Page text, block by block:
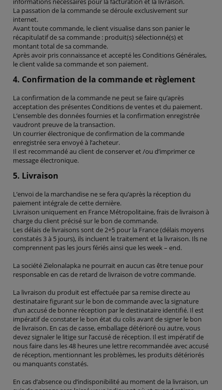
La passation de la commande se déroule exclusivement sur
internet.
Avant toute commande, le client visualise dans son panier le
récapitulatif de sa commande : produit(s) sélectionné(s) et
montant total de sa commande.
Après avoir pris connaissance et accepté les Conditions Générales,
le client valide sa commande et son paiement.
4. Confirmation de la commande et règlement
La confirmation de la commande ne peut se faire qu’après
acceptation des présentes Conditions de ventes et du paiement.
L’ensemble des données fournies et la confirmation enregistrée
vaudront preuve de la transaction.
Un courrier électronique de confirmation de la commande
enregistrée sera envoyé à l’acheteur.
Il est recommandé au client de conserver et /ou d’imprimer ce
message électronique.
5. Livraison
L’envoi de la marchandise ne se fera qu’après la réception du
paiement intégrale de cette dernière.
Livraison uniquement en France Métropolitaine, frais de livraison à
charge du client précisé sur le bon de commande.
Les délais de livraisons sont de 2+5 pour la France (délais moyens
constatés 3 à 5 jours), ils incluent le traitement et la livraison. Ils ne
comprennent pas les jours fériés ainsi que les week – end.
La société Zielonalapka ne pourrait en aucun cas être tenue pour
responsable en cas de retard de livraison de votre commande.
La livraison du produit est effectuée par sa remise directe au
destinataire figurant sur le bon de commande avec la signature
d’un accusé de bonne réception par le destinataire identifié. Il est
impératif de constater le bon état du colis avant de signer le bon
de livraison. En cas de casse, emballage détérioré ou autre, vous
devez signaler le litige sur l’accusé de réception. Il est impératif de
nous faire dans les 48 heures une lettre recommandée avec accusé
de réception, mentionnant les problèmes, les produits détériorés
ou manquants constatés.
En cas d’absence ou d’indisponibilité au moment de la livraison, un